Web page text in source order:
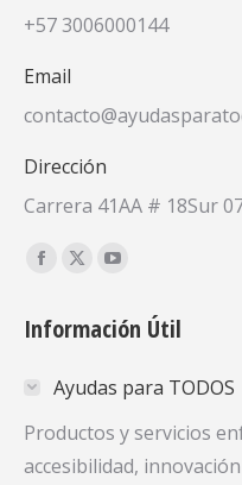
+57 3006000144
Email
Dirección
Carrera 41AA # 18Sur
Encuéntranos en:
Facebook
opens
new
window
X
opens
new
window
YouTube
opens
new
window
Información Útil
Ayudas para TODOS
Productos y servicios
accesibilidad,